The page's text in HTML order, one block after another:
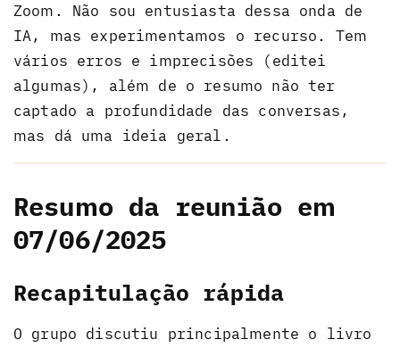
Zoom. Não sou entusiasta dessa onda de
IA, mas experimentamos o recurso. Tem
vários erros e imprecisões (editei
algumas), além de o resumo não ter
captado a profundidade das conversas,
mas dá uma ideia geral.
Resumo da reunião em
07/06/2025
Recapitulação rápida
O grupo discutiu principalmente o livro